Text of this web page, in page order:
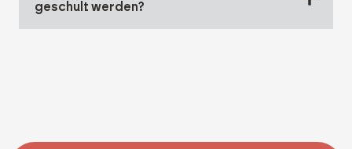
geschult werden?